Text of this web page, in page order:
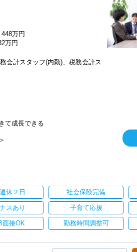
448万円
万円
会計スタッフ(内勤)、税務会計ス
て成長できる
休２日 社会保険完備
スあり 子育て応援
面接OK 勤務時間調整可